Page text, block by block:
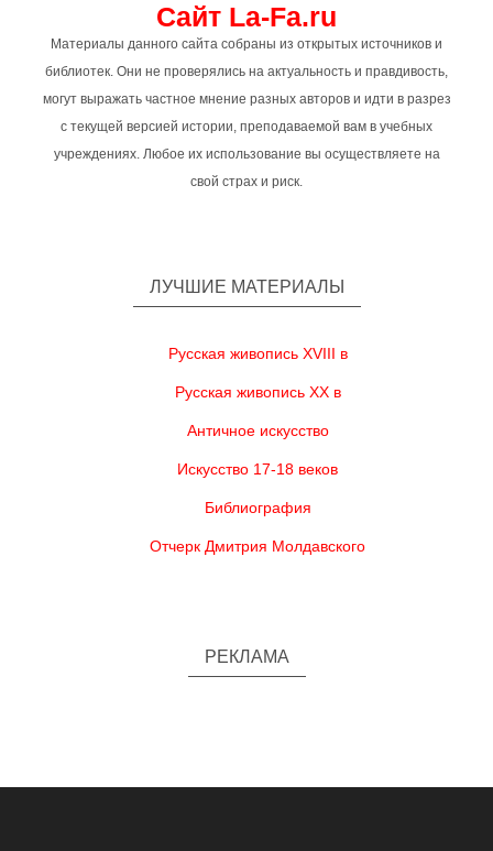
Сайт La-Fa.ru
Материалы данного сайта собраны из открытых источников и
библиотек. Они не проверялись на актуальность и правдивость,
могут выражать частное мнение разных авторов и идти в разрез
с текущей версией истории, преподаваемой вам в учебных
учреждениях. Любое их использование вы осуществляете на
свой страх и риск.
ЛУЧШИЕ МАТЕРИАЛЫ
Русская живопись XVIII в
Русская живопись XX в
Античное искусство
Искусство 17-18 веков
Библиография
Отчерк Дмитрия Молдавского
РЕКЛАМА